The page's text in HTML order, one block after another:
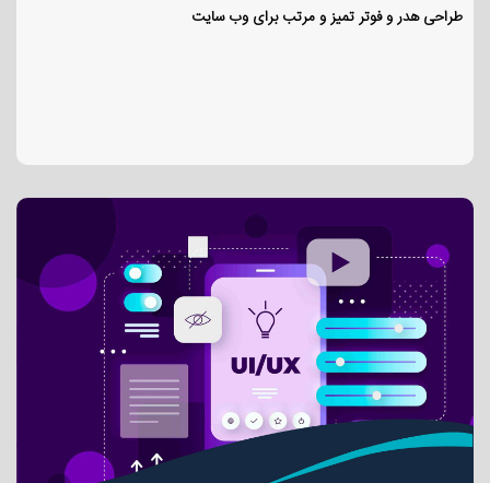
طراحی هدر و فوتر تمیز و مرتب برای وب سایت